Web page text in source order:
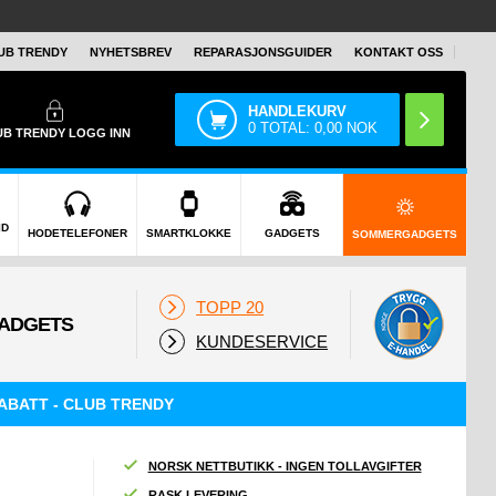
TRENDY NYHETSBREV REPARASJONSGUIDER KONTAKT OSS
TRENDYLOGG INN
HANDLEKURV
0 TOTAL:0,00 NOK
HODETELEFONER SMARTKLOKKE GADGETS SOMMERGADGETS
TOPP 20
KUNDESERVICE
- CLUB TRENDY
NORSK NETTBUTIKK - INGEN TOLLAVGIFTER